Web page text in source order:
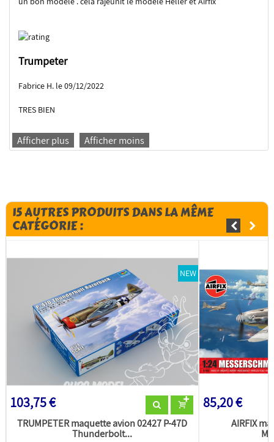
Trumpeter
Fabrice H. le 09/12/2022
TRES BIEN
Afficher plus Afficher moins
15 AUTRES PRODUITS DANS LA MÊME
CATÉGORIE :
NEW
103,75 €
TRUMPETER maquette avion 02427 P-47D
Thunderbolt...
85,20 €
AIRFIX